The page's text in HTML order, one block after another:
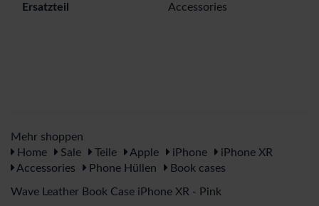
Ersatzteil Accessories
Mehr shoppen
Home
Sale Teile Apple iPhone
iPhone XR
Accessories
Phone Hüllen Book cases
Wave Leather Book Case iPhone XR - Pink